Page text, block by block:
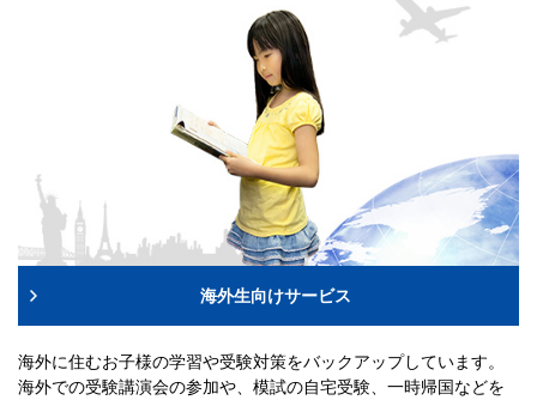
海外生向けサービス
海外に住むお子様の学習や受験対策をバックアップしています。
海外での受験講演会の参加や、模試の自宅受験、一時帰国などを